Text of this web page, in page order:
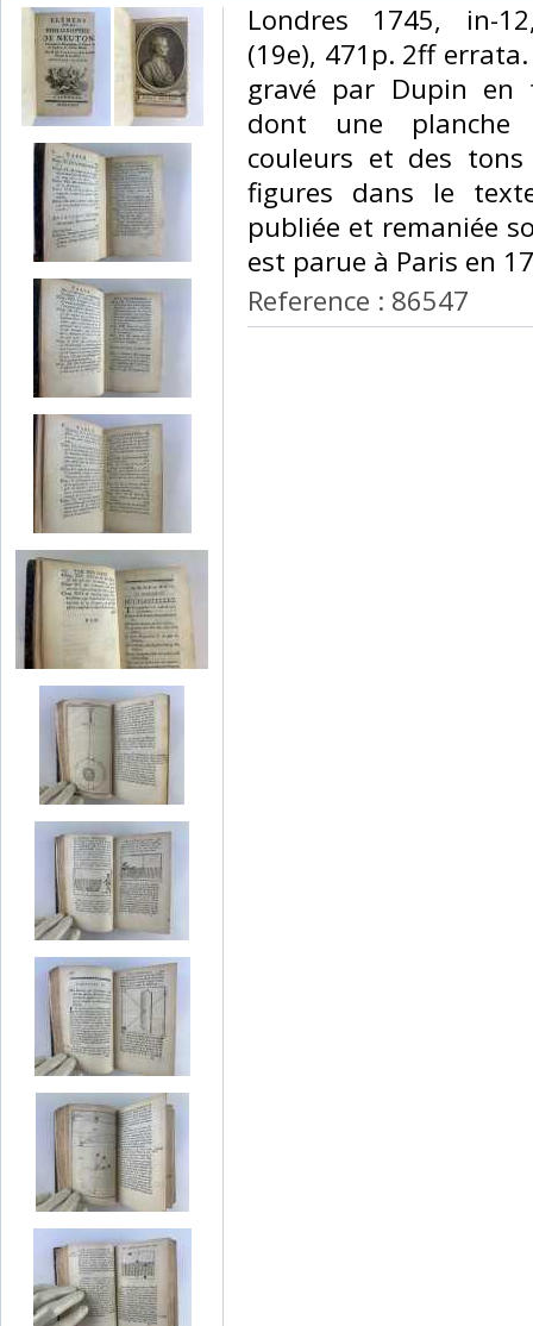
‎Londres 1745, in-
(19e), 471p. 2ff
gravé par Dupin en
dont une planche
couleurs et des
figures dans le
publiée et remaniée
est parue à Paris en
Reference : 86547